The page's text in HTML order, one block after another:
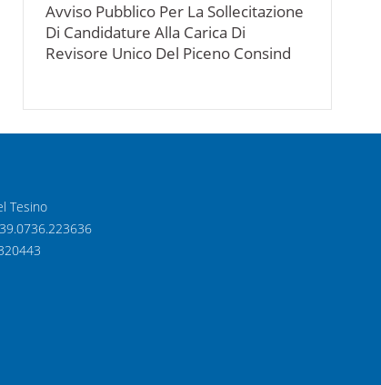
Avviso Pubblico Per La Sollecitazione
Di Candidature Alla Carica Di
Revisore Unico Del Piceno Consind
Tesino